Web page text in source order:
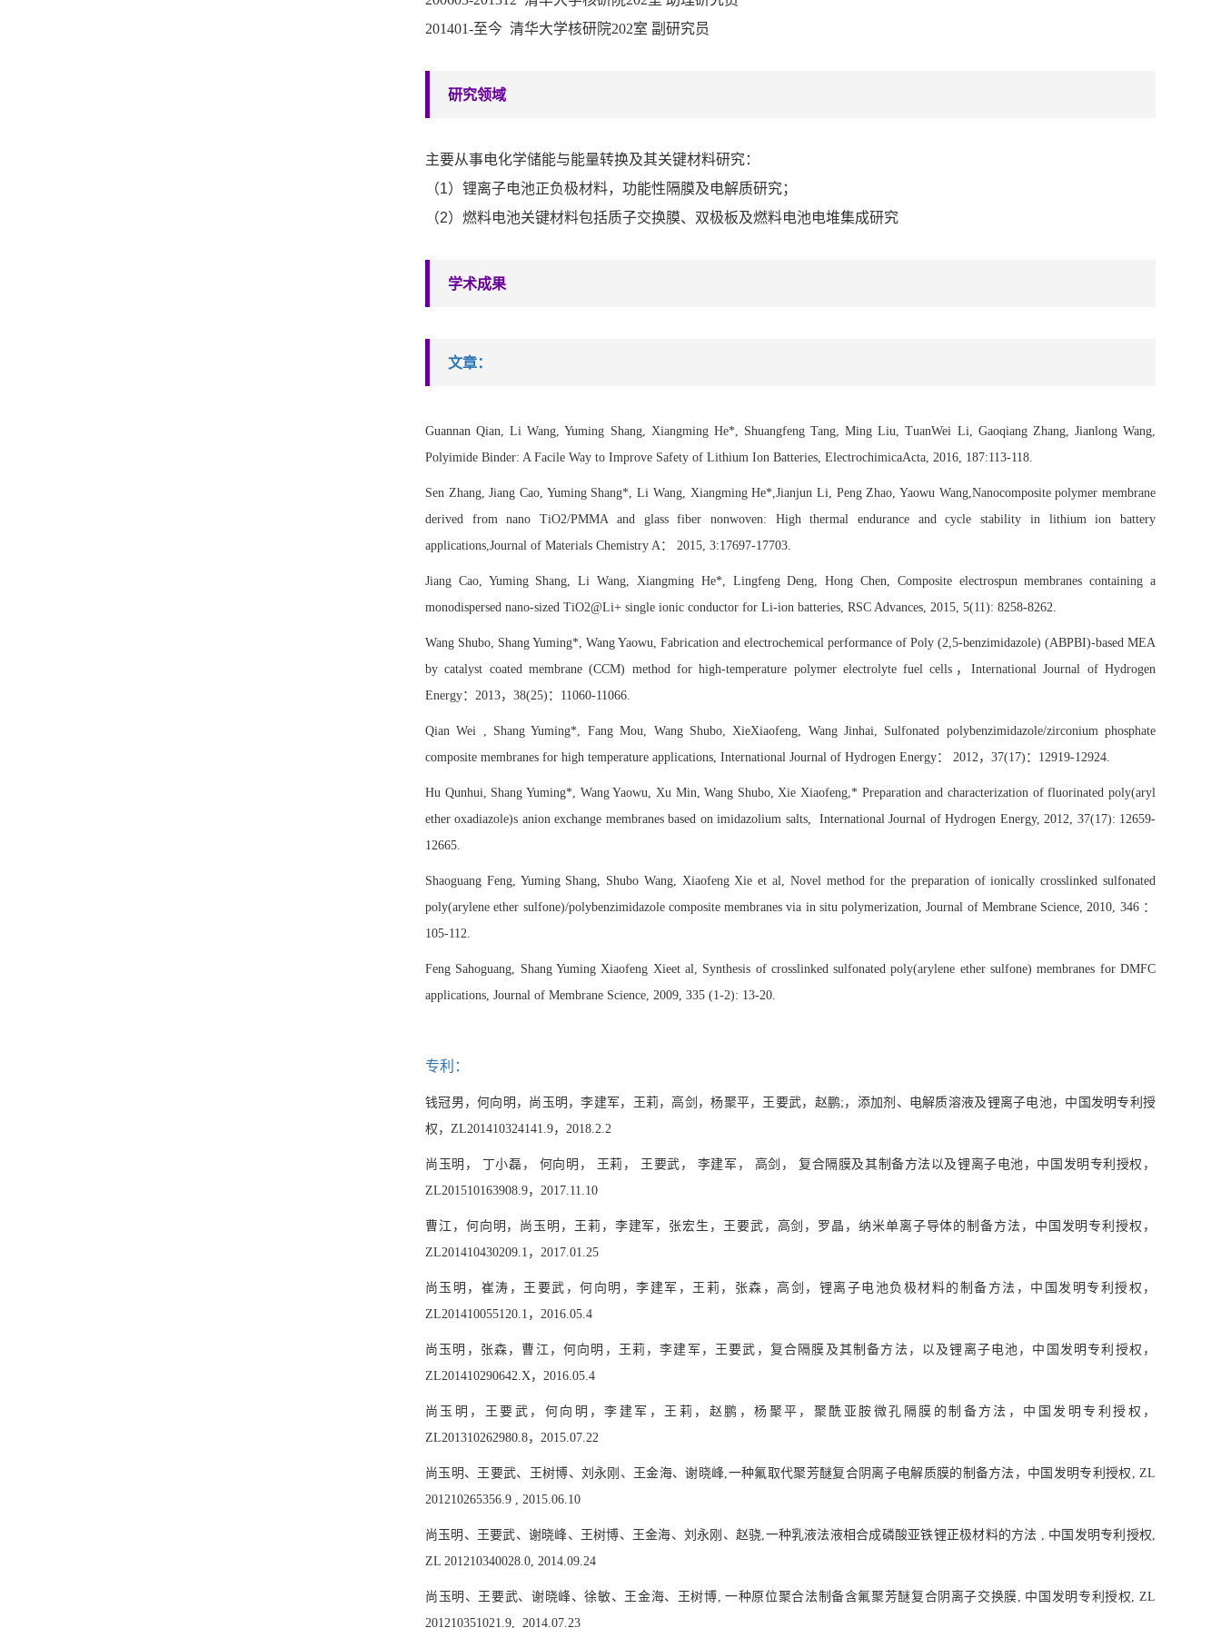
201401-至今 清华大学核研院202室 副研究员
研究领域
主要从事电化学储能与能量转换及其关键材料研究：
（1） 锂离子电池正负极材料，功能性隔膜及电解质研究；
（2） 燃料电池关键材料包括质子交换膜、双极板及燃料电池电堆集成研究
学术成果
文章：
Guannan Qian, Li Wang, Yuming Shang, Xiangming He*, Shuangfeng Tang, Ming Liu, TuanWei Li, Gaoqiang Zhang, Jianlong Wang,
Polyimide Binder: A Facile Way to Improve Safety of Lithium Ion Batteries, ElectrochimicaActa, 2016, 187:113-118.
Sen Zhang, Jiang Cao, Yuming Shang*, Li Wang, Xiangming He*,Jianjun Li, Peng Zhao, Yaowu Wang,Nanocomposite polymer membrane
derived from nano TiO2/PMMA and glass fiber nonwoven: High thermal endurance and cycle stability in lithium ion battery
applications,Journal of Materials Chemistry A： 2015, 3:17697-17703.
Jiang Cao, Yuming Shang, Li Wang, Xiangming He*, Lingfeng Deng, Hong Chen, Composite electrospun membranes containing a
monodispersed nano-sized TiO2@Li+ single ionic conductor for Li-ion batteries, RSC Advances, 2015, 5(11): 8258-8262.
Wang Shubo, Shang Yuming*, Wang Yaowu, Fabrication and electrochemical performance of Poly (2,5-benzimidazole) (ABPBI)-based MEA
by catalyst coated membrane (CCM) method for high-temperature polymer electrolyte fuel cells ，International Journal of Hydrogen
Energy： 2013， 38(25) ： 11060-11066.
Qian Wei , Shang Yuming*, Fang Mou, Wang Shubo, XieXiaofeng, Wang Jinhai, Sulfonated polybenzimidazole/zirconium phosphate
composite membranes for high temperature applications, International Journal of Hydrogen Energy： 2012， 37(17) ： 12919-12924.
Hu Qunhui, Shang Yuming*, Wang Yaowu, Xu Min, Wang Shubo, Xie Xiaofeng,* Preparation and characterization of fluorinated poly(aryl
ether oxadiazole)s anion exchange membranes based on imidazolium salts, International Journal of Hydrogen Energy, 2012, 37(17): 12659-
12665.
Shaoguang Feng, Yuming Shang, Shubo Wang, Xiaofeng Xie et al, Novel method for the preparation of ionically crosslinked sulfonated
poly(arylene ether sulfone)/polybenzimidazole composite membranes via in situ polymerization, Journal of Membrane Science, 2010, 346 ：
105-112.
Feng Sahoguang, Shang Yuming Xiaofeng Xieet al, Synthesis of crosslinked sulfonated poly(arylene ether sulfone) membranes for DMFC
applications, Journal of Membrane Science, 2009, 335 (1-2): 13-20.
专利 ：
钱冠男，何向明， 尚玉明 ，李建军，王莉，高剑，杨聚平，王要武，赵鹏; ，添加剂、电解质溶液及锂离子电池，中国发明专利授
权， ZL201410324141.9， 2018.2.2
尚玉明， 丁小磊， 何向明， 王莉， 王要武， 李建军， 高剑，
复合隔膜及其制备方法以及锂离子电池，中国发明专利授权，
ZL201510163908.9， 2017.11.10
曹江，何向明，尚玉明，王莉，李建军，张宏生，王要武，高剑，罗晶，纳米单离子导体的制备方法，中国发明专利授权，
ZL201410430209.1 ， 2017.01.25
尚玉明，崔涛，王要武，何向明，李建军，王莉，张森，高剑，锂离子电池负极材料的制备方法，中国发明专利授权，
ZL201410055120.1 ， 2016.05.4
尚玉明，张森，曹江，何向明，王莉，李建军，王要武，复合隔膜及其制备方法，以及锂离子电池，中国发明专利授权，
ZL201410290642.X， 2016.05.4
尚玉明，王要武，何向明，李建军，王莉，赵鹏，杨聚平，聚酰亚胺微孔隔膜的制备方法，中国发明专利授权，
ZL201310262980.8， 2015.07.22
尚玉明、王要武、王树博、刘永刚、王金海、谢晓峰,一种氟取代聚芳醚复合阴离子电解质膜的制备方法，中国发明专利授权 , ZL
201210265356.9 , 2015.06.10
尚玉明、王要武、谢晓峰、王树博、王金海、刘永刚、赵骁,一种乳液法液相合成磷酸亚铁锂正极材料的方法 , 中国发明专利授权,
ZL 201210340028.0, 2014.09.24
尚玉明、王要武、谢晓峰、徐敏、王金海、王树博,一种原位聚合法制备含氟聚芳醚复合阴离子交换膜, 中国发明专利授权, ZL
201210351021.9, 2014.07.23